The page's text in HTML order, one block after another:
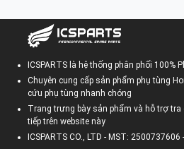
ICSPARTS là hệ thống phân phối 100%
Chuyên cung cấp sản phẩm phụ tùng
cứu phụ tùng nhanh chóng
Trang trưng bày sản phẩm và hỗ trợ
tiếp trên website này
ICSPARTS CO., LTD - MST: